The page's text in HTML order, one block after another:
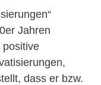
Jahren
positive
dass er bzw.